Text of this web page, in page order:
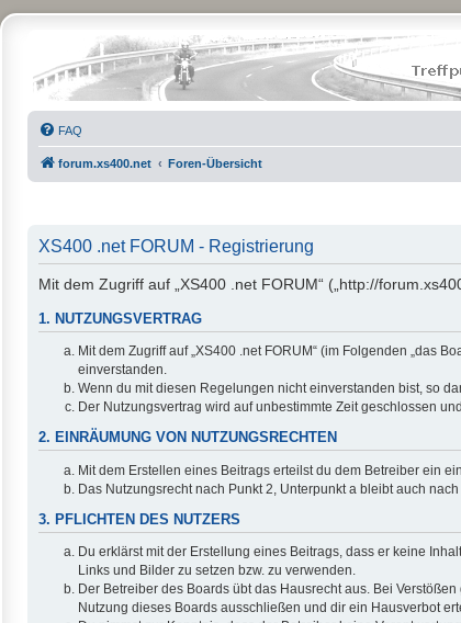
FAQ
forum.xs400.net Foren-Übersicht
XS400 .net FORUM - Registrierung
Mit dem Zugriff auf „XS400 .net FORUM“ („http://
1. NUTZUNGSVERTRAG
Mit dem Zugriff auf „XS400 .net FORUM“ (im Folgenden „das
einverstanden.
Wenn du mit diesen Regelungen nicht einverstanden bist, so
Der Nutzungsvertrag wird auf unbestimmte Zeit geschlossen
2. EINRÄUMUNG VON NUTZUNGSRECHTEN
Mit dem Erstellen eines Beitrags erteilst du dem Betreiber ein
Das Nutzungsrecht nach Punkt 2, Unterpunkt a bleibt auch
3. PFLICHTEN DES NUTZERS
Du erklärst mit der Erstellung eines Beitrags, dass er keine
Links und Bilder zu setzen bzw. zu verwenden.
Der Betreiber des Boards übt das Hausrecht aus. Bei
Nutzung dieses Boards ausschließen und dir ein Hausverbot